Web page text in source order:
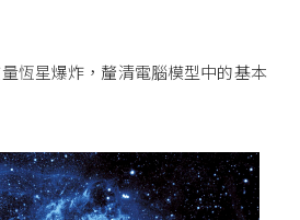
恆星爆炸，釐清電腦模型中的基本